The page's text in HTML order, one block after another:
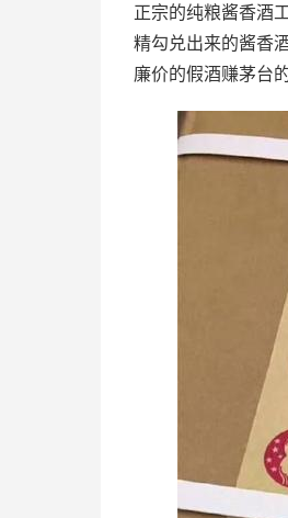
正宗的纯粮酱香酒
精勾兑出来的酱香
廉价的假酒赚茅台